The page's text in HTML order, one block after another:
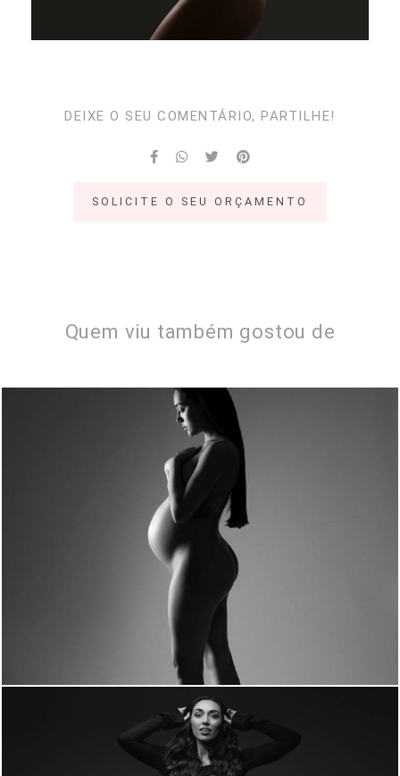
DEIXE O SEU COMENTÁRIO, PARTILHE!
SOLICITE O SEU ORÇAMENTO
Quem viu também gostou de
1034